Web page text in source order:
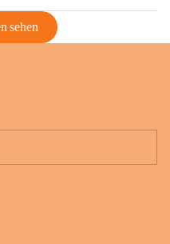
sehen